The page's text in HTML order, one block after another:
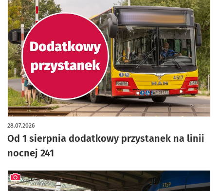
Od 1 sierpnia dodatkowy przystanek na linii
nocnej 241
28.07.2026